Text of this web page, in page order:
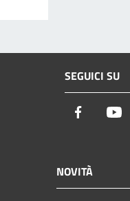
SEGUICI SU
Facebook
NOVITÀ